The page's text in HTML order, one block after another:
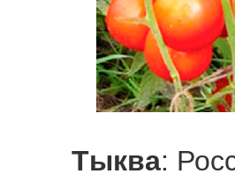
Тыква: